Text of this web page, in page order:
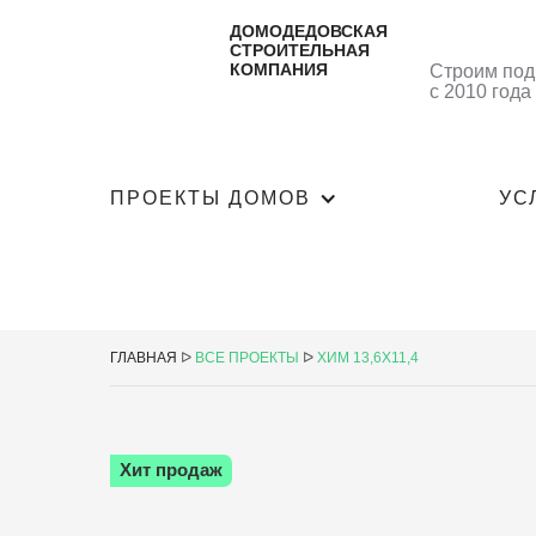
ДОМОДЕДОВСКАЯ
СТРОИТЕЛЬНАЯ
КОМПАНИЯ
Строим
с 2010 года
ПРОЕКТЫ ДОМОВ
ГЛАВНАЯ ᐅ ВСЕ ПРОЕКТЫ ᐅ ХИМ 13,6Х11,4
Хит продаж